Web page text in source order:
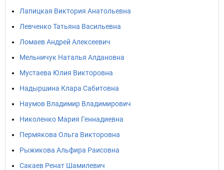
Лапицкая Виктория Анатольевна
Левченко Татьяна Васильевна
Ломаев Андрей Алексеевич
Мельничук Наталья Алдановна
Мустаева Юлия Викторовна
Надыршина Клара Сабитовна
Наумов Владимир Владимирович
Николенко Мария Геннадиевна
Пермякова Ольга Викторовна
Рыжикова Альфира Раисовна
Сакаев Ренат Шамилевич